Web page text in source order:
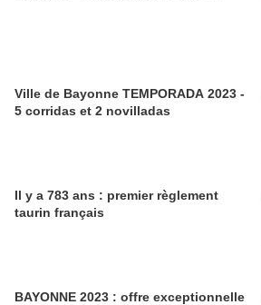
Ville de Bayonne TEMPORADA 2023 -
5 corridas et 2 novilladas
Il y a 783 ans : premier règlement
taurin français
BAYONNE 2023 : offre exceptionnelle